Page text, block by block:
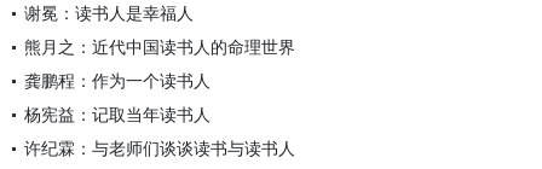
谢冕：读书人是幸福人
熊月之：近代中国读书人的命理世界
龚鹏程：作为一个读书人
杨宪益：记取当年读书人
许纪霖：与老师们谈谈读书与读书人